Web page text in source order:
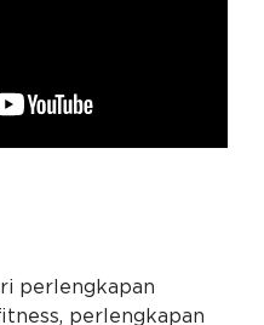
perlengkapan
perlengkapan